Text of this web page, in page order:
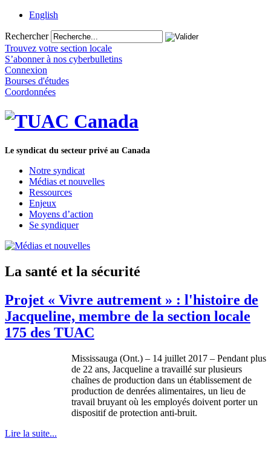
English
Rechercher
Trouvez votre section locale
S’abonner à nos cyberbulletins
Connexion
Bourses d'études
Coordonnées
Le syndicat du secteur privé au Canada
Notre syndicat
Médias et nouvelles
Ressources
Enjeux
Moyens d’action
Se syndiquer
La santé et la sécurité
Projet « Vivre autrement » : l'histoire de
Jacqueline, membre de la section locale
175 des TUAC
Mississauga (Ont.) – 14 juillet 2017 – Pendant plus
de 22 ans, Jacqueline a travaillé sur plusieurs
chaînes de production dans un établissement de
production de denrées alimentaires, un lieu de
travail bruyant où les employés doivent porter un
dispositif de protection anti-bruit.
Lire la suite...